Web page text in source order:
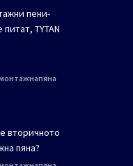
пени-
TYTAN
вторичното
пяна?